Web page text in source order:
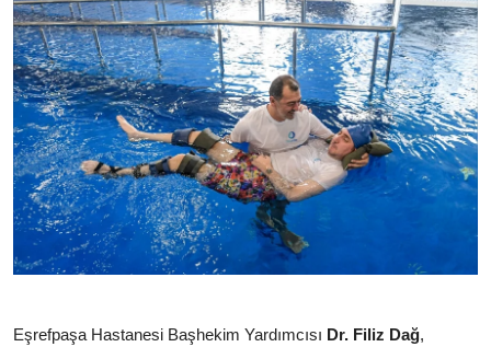
Eşrefpaşa Hastanesi Başhekim Yardımcısı Dr. Filiz Dağ,